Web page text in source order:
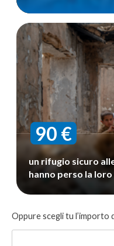
90 €
un rifugio sicuro
hanno perso la loro
Donazione
libera
Oppure scegli tu l’importo